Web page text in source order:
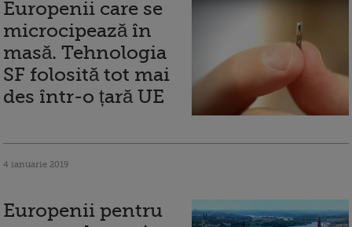
Europenii care se
microcipează în
masă. Tehnologia
SF folosită tot mai
des într-o țară UE
4 ianuarie 2019
Europenii pentru